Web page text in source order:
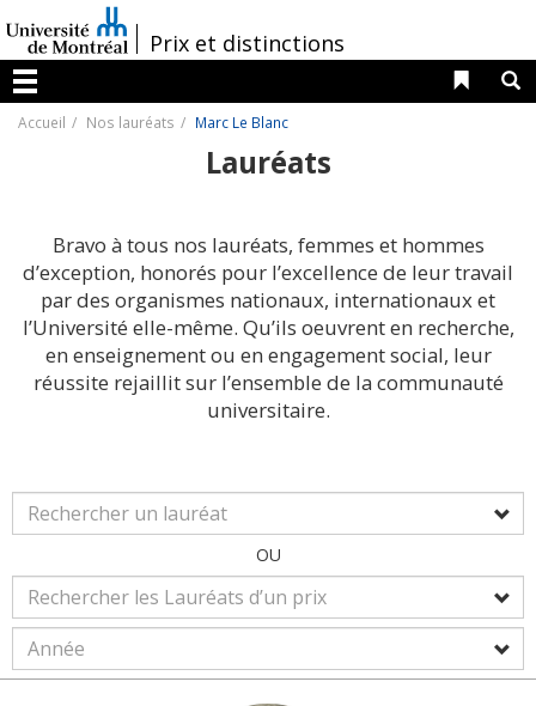
au
contenu
/Prix et distinctions
Menu
Liens
Accueil Nos lauréats Marc Le Blanc
Lauréats
Bravo à tous nos lauréats, femmes et hommes
d’exception, honorés pour l’excellence de leur travail
par des organismes nationaux, internationaux et
l’Université elle-même. Qu’ils oeuvrent en recherche,
en enseignement ou en engagement social, leur
réussite rejaillit sur l’ensemble de la communauté
universitaire.
OU